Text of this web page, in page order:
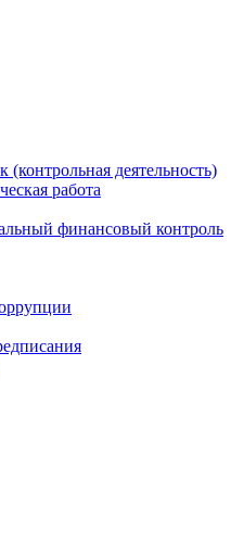
(контрольная деятельность)
работа
финансовый контроль